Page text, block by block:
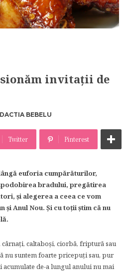
invitații de
BEBELU
Twitter Pinterest
euforia cumpărăturilor,
bradului, pregătirea
și alegerea a ceea ce vom
și Anul Nou. Și cu toții știm că nu
cârnați, caltaboși, ciorbă, friptură sau
nu suntem foarte pricepuți sau, pur
de-a lungul anului nu mai